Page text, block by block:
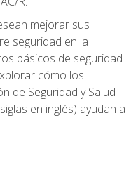
mejorar sus
seguridad en la
básicos de seguridad
cómo los
de Seguridad y Salud
en inglés) ayudan a